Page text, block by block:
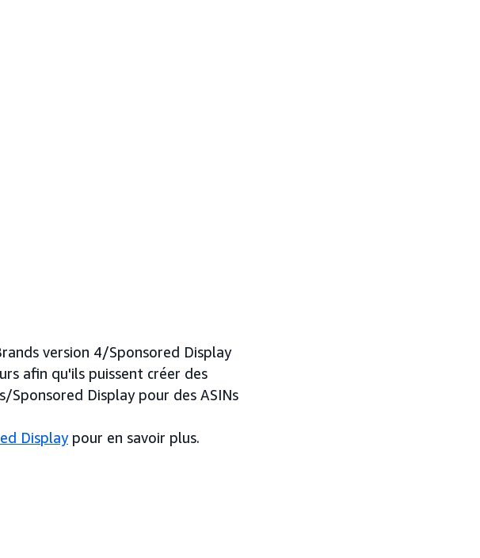
version 4/Sponsored Display
afin qu'ils puissent créer des
Display pour des ASINs
Displaypour en savoir plus.